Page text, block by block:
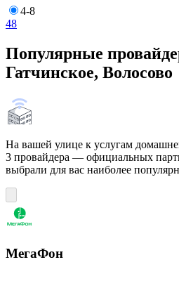
4-8
48
Популярные
Гатчинское, Волосово
На вашей улице к услугам
3 провайдера — официальных
выбрали для вас наиболее
МегаФон